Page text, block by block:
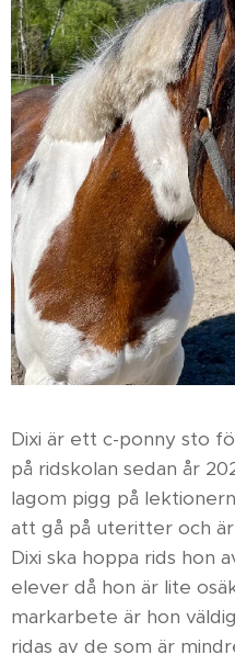
Dixi är ett c-ponny sto
på ridskolan sedan år
lagom pigg på
att gå på uteritter och
Dixi ska hoppa rids hon
elever då hon är lite
markarbete är hon
ridas av de som är